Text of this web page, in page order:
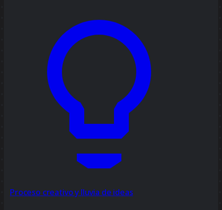
Proceso creativo y lluvia de ideas